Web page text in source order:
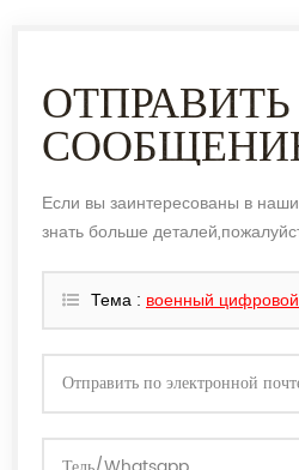
ОТПРАВИТЬ
Если вы заинтересованы в
знать больше
Тема : военный